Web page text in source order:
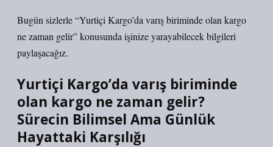
Bugün sizlerle “Yurtiçi Kargo’da varış biriminde olan kargo
ne zaman gelir” konusunda işinize yarayabilecek bilgileri
paylaşacağız.
Yurtiçi Kargo’da varış biriminde
olan kargo ne zaman gelir?
Sürecin Bilimsel Ama Günlük
Hayattaki Karşılığı